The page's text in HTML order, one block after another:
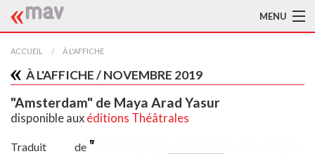
MENU
ACCUEIL
LA MAV
BIBLIOTHÈQUE
ACCUEIL À L'AFFICHE
À L'AFFICHE / NOVEMBRE 2019
"Amsterdam" de Maya Arad Yasur
disponible auxéditions Théâtrales
Traduit de